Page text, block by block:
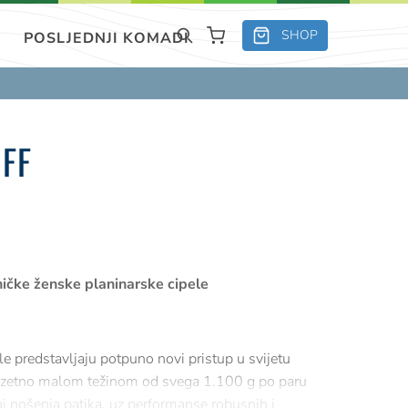
POSLJEDNJI KOMADI SHOP
ženske planinarske cipele
predstavljaju potpuno novi pristup u svijetu
malom težinom od svega 1.100 g po paru